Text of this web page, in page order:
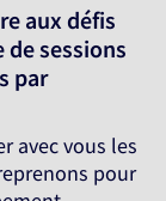
aux défis
sessions
par
avec vous les
pour